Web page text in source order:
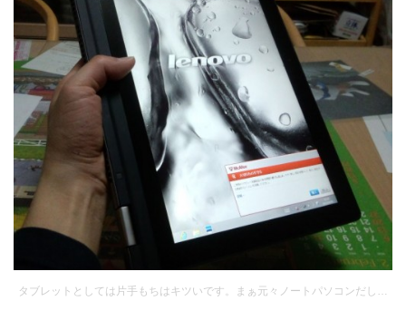
タブレットとしては片手もちはキツいです。まぁ元々ノートパソコンだし…